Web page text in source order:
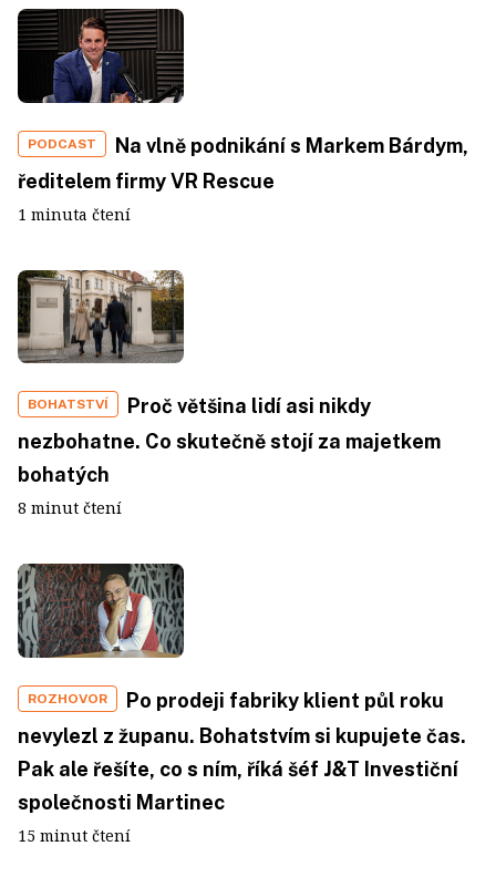
PODCAST
Na vlně podnikání s Markem Bárdym,
ředitelem firmy VR Rescue
1 minuta čtení
BOHATSTVÍ
Proč většina lidí asi nikdy
nezbohatne. Co skutečně stojí za majetkem
bohatých
8 minut čtení
ROZHOVOR
Po prodeji fabriky klient půl roku
nevylezl z županu. Bohatstvím si kupujete čas.
Pak ale řešíte, co s ním, říká šéf J&T Investiční
společnosti Martinec
15 minut čtení